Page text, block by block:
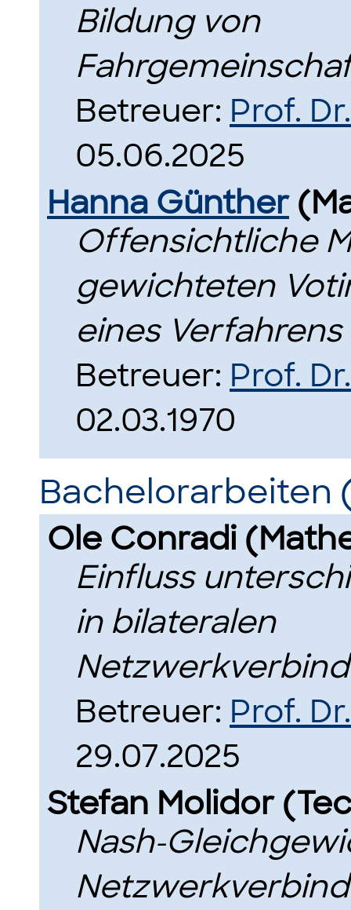
Bildung von
Betreuer: Prof.
05.06.2025
Hanna Günther
Offensichtliche
gewichteten
eines
Betreuer: Prof.
02.03.1970
Bachelorarbeiten
Ole Conradi
Einfluss
in bilateralen
Betreuer: Prof.
29.07.2025
Stefan Molidor
Nash-